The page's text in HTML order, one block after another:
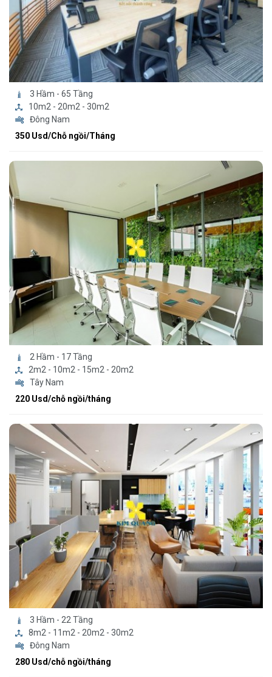
3 Hầm - 65 Tầng
10m2 - 20m2 - 30m2
Đông Nam
350 Usd/Chỗ ngồi/Tháng
2 Hầm - 17 Tầng
2m2 - 10m2 - 15m2 - 20m2
Tây Nam
220 Usd/chỗ ngồi/tháng
3 Hầm - 22 Tầng
8m2 - 11m2 - 20m2 - 30m2
Đông Nam
280 Usd/chỗ ngồi/tháng